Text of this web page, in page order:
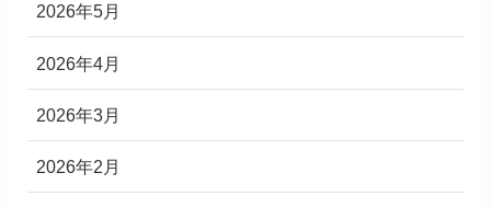
2026年5月
2026年4月
2026年3月
2026年2月